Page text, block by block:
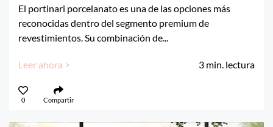
El portinari porcelanato es una de las opciones más
reconocidas dentro del segmento premium de
revestimientos. Su combinación de...
Leer ahora > 3 min. lectura
0 Compartir